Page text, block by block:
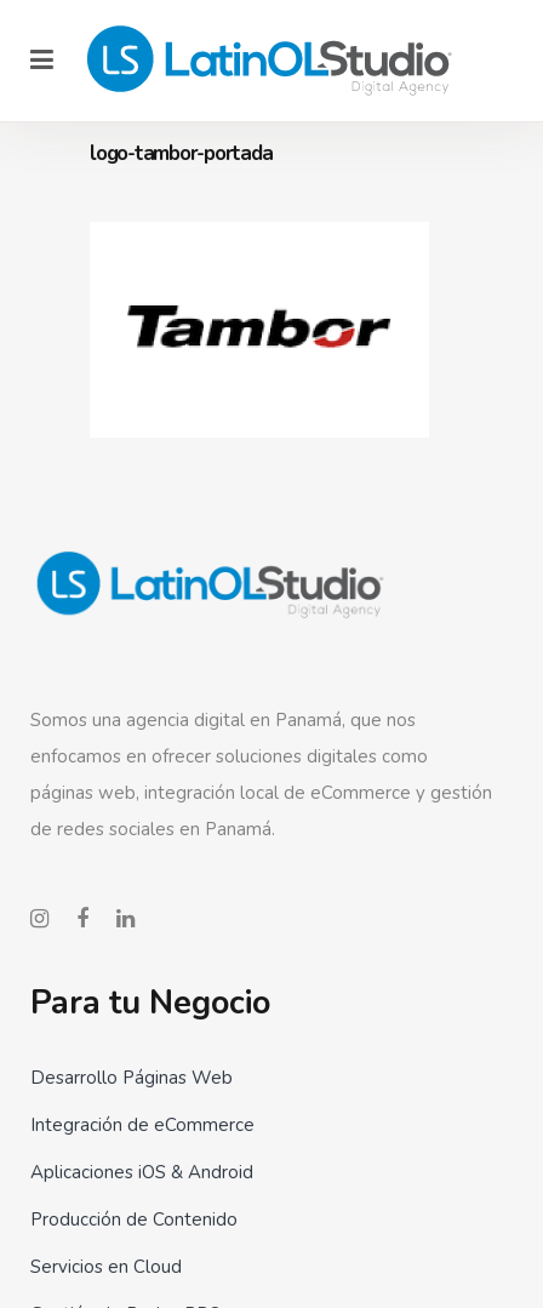
logo-tambor-portada
Somos una agencia digital en Panamá, que nos
enfocamos en ofrecer soluciones digitales como
páginas web, integración local de eCommerce y gestión
de redes sociales en Panamá.
Para tu Negocio
Desarrollo Páginas Web
Integración de eCommerce
Aplicaciones iOS & Android
Producción de Contenido
Servicios en Cloud